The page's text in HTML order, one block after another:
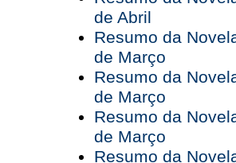
de Abril
Resumo da
de Março
Resumo da
de Março
Resumo da
de Março
Resumo da